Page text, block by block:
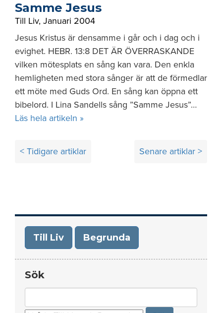
Samme Jesus
Till Liv, Januari 2004
Jesus Kristus är densamme i går och i dag och i
evighet. HEBR. 13:8 DET ÄR ÖVERRASKANDE
vilken mötesplats en sång kan vara. Den enkla
hemligheten med stora sånger är att de förmedlar
ett möte med Guds Ord. En sång kan öppna ett
bibelord. I Lina Sandells sång ”Samme Jesus”…
Läs hela artikeln »
Inläggsnavigering
< Tidigare artiklar Senare artiklar >
Till Liv Begrunda
Sök
for: